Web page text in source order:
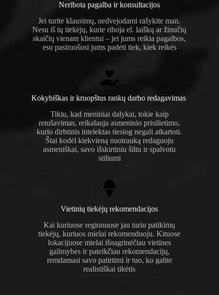
Neribota pagalba ir konsultacijos
Jei turite klausimų, nedvejodami rašykite man.
Nesu iš tų tiekėjų, kurie riboja el. laiškų ar žinučių
skaičių vienam klientui – jei jums reikia pagalbos,
esu pasiruošusi jums padėti tiek, kiek reikės
Kokybiškas ir kruopštus rankų darbo redagavimas
Tikiu, kad meniniai dalykai, tokie kaip
retušavimas, reikalauja asmeninio prisilietimo,
kurio dirbtinis intelektas tiesiog negali atkartoti.
Štai kodėl kiekvieną nuotrauką redaguoju
asmeniškai, savo išskirtiniu šiltu ir spalvotu
stiliumi
Vietinių tiekėjų rekomendacijos
Kai kuriuose regionuose jau turiu patikimų
tiekėjų, kuriuos mielai rekomenduoju. Kituose
lokacijuose mielai išnagrinėčiau vietines
galimybes ir pateikčiau rekomendacijų,
remdamasi savo patirtimi ir tuo, ko galite
realistiškai tikėtis